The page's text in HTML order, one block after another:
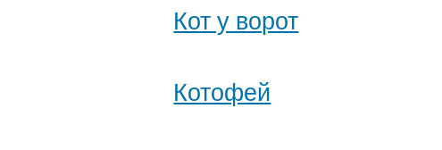
Кот у ворот
Котофей